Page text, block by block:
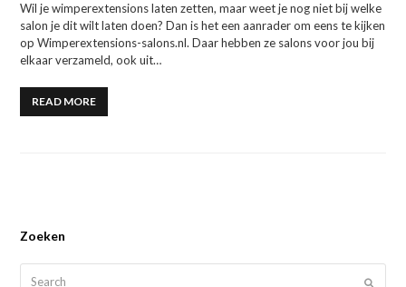
Wil je wimperextensions laten zetten, maar weet je nog niet bij welke
salon je dit wilt laten doen? Dan is het een aanrader om eens te kijken
op Wimperextensions-salons.nl. Daar hebben ze salons voor jou bij
elkaar verzameld, ook uit…
READ MORE
Zoeken